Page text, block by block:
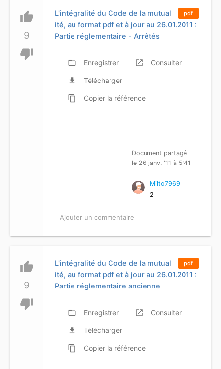
thumb_up
9
thumb_down
pdf
L'intégralité du Code de la mutual
ité, au format pdf et à jour au 26.01.2011 :
Partie réglementaire - Arrêtés
folder_open Enregistrer launch Consulter
file_download Télécharger
content_copy Copier la référence
Document partagé
le 26 janv. '11 à 5:41
Milto7969
2
Ajouter un commentaire
thumb_up
9
thumb_down
pdf
L'intégralité du Code de la mutual
ité, au format pdf et à jour au 26.01.2011 :
Partie réglementaire ancienne
folder_open Enregistrer launch Consulter
file_download Télécharger
content_copy Copier la référence